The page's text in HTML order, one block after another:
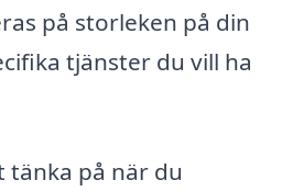
på storleken på din
tjänster du vill ha
på när du